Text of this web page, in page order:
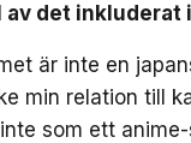
av det inkluderat
är inte en
min relation till
som ett